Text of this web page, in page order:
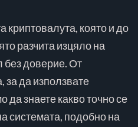
която и до
разчита изцяло на
без доверие. От
за да използвате
да знаете какво точно се
системата, подобно на